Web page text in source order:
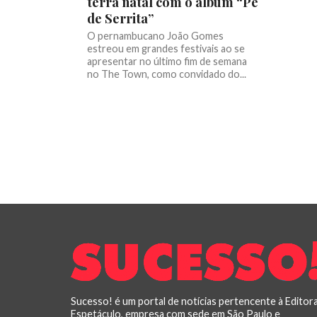
de Serrita”
O pernambucano João Gomes
estreou em grandes festivais ao se
apresentar no último fim de semana
no The Town, como convidado do...
Sucesso! é um portal de notícias pertencente à
Espetáculo, empresa com sede em São Paulo e